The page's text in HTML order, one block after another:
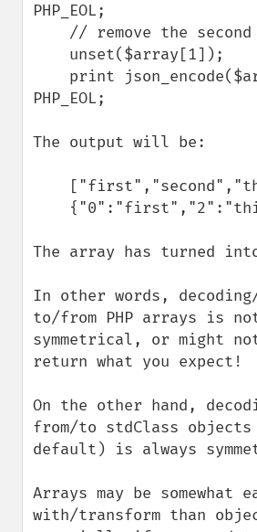
PHP_EOL;
PHP_EOL;
The output will be:
The array has turned
In other words,
to/from PHP arrays is
symmetrical, or might
return what you expect!
On the other hand,
from/to stdClass
default) is always
Arrays may be somewhat
with/transform than